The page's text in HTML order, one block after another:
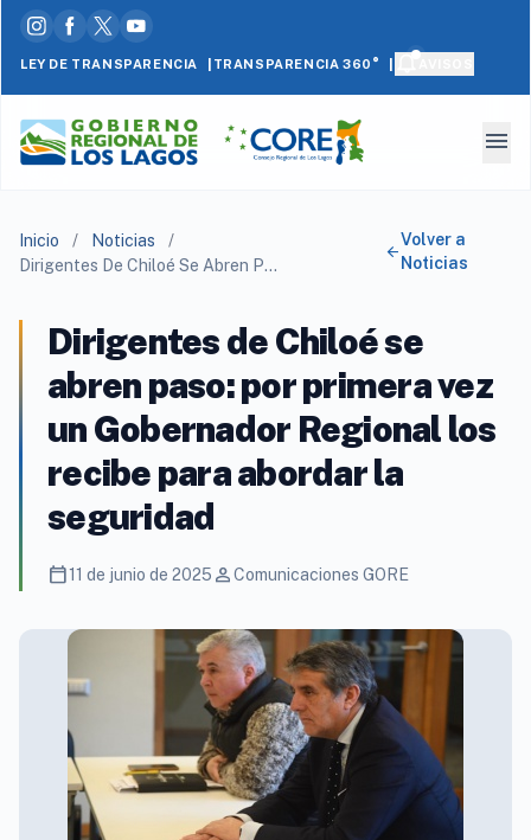
LEY DE TRANSPARENCIA | TRANSPARENCIA 360°
menu
Inicio / Noticias
/
Dirigentes De Chiloé Se Abren Paso: Por Primera Vez Un Gobernador Regional Los Recibe Para Abordar La Seguridad
arrow_back
Volver a
Noticias
Dirigentes de Chiloé se
abren paso: por primera vez
un Gobernador Regional los
recibe para abordar la
seguridad
calendar_today11 de junio de 2025 personComunicaciones GORE